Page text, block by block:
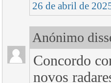
26 de abril de
Anónimo
Concordo
novos